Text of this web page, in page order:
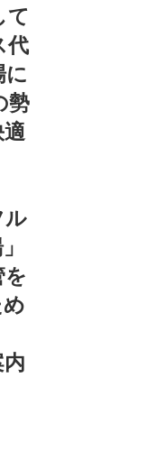
て
代
に
勢
ル